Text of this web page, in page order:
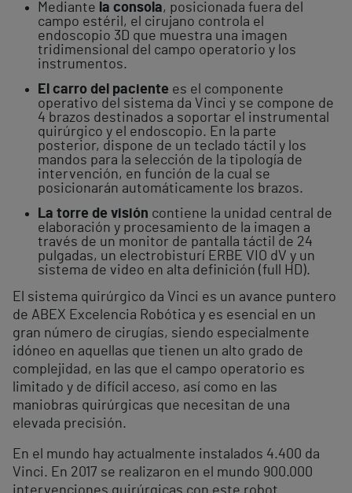
Mediante la consola, posicionada fuera del
campo estéril, el cirujano controla el
endoscopio 3D que muestra una imagen
tridimensional del campo operatorio y los
instrumentos.
El carro del paciente es el componente
operativo del sistema da Vinci y se compone de
4 brazos destinados a soportar el instrumental
quirúrgico y el endoscopio. En la parte
posterior, dispone de un teclado táctil y los
mandos para la selección de la tipología de
intervención, en función de la cual se
posicionarán automáticamente los brazos.
La torre de visión contiene la unidad central de
elaboración y procesamiento de la imagen a
través de un monitor de pantalla táctil de 24
pulgadas, un electrobisturí ERBE VIO dV y un
sistema de video en alta definición (full HD).
El sistema quirúrgico da Vinci es un avance puntero
de ABEX Excelencia Robótica y es esencial en un
gran número de cirugías, siendo especialmente
idóneo en aquellas que tienen un alto grado de
complejidad, en las que el campo operatorio es
limitado y de difícil acceso, así como en las
maniobras quirúrgicas que necesitan de una
elevada precisión.
En el mundo hay actualmente instalados 4.400 da
Vinci. En 2017 se realizaron en el mundo 900.000